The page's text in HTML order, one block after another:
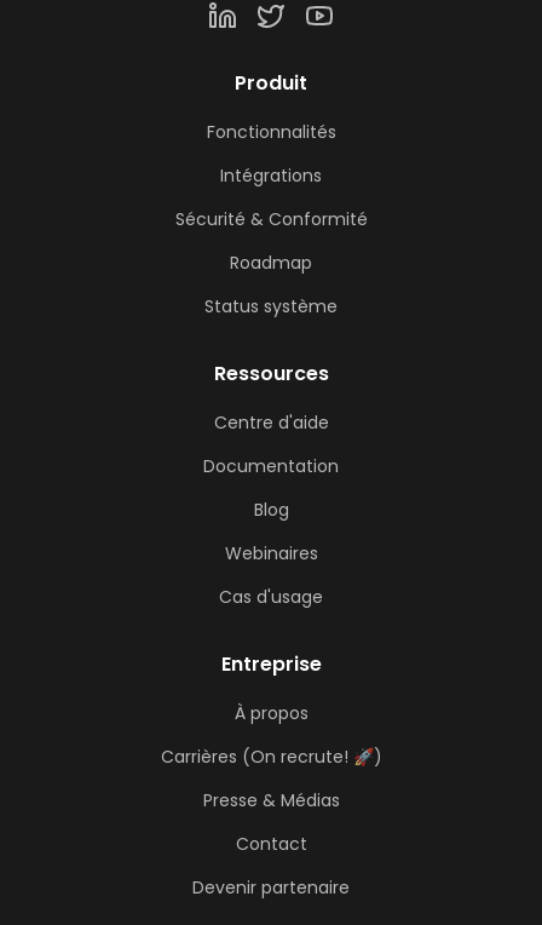
Produit
Fonctionnalités
Intégrations
Sécurité & Conformité
Roadmap
Status système
Ressources
Centre d'aide
Documentation
Blog
Webinaires
Cas d'usage
Entreprise
À propos
Carrières (On recrute! 🚀)
Presse & Médias
Contact
Devenir partenaire